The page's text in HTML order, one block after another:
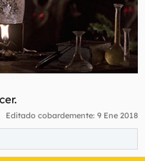
Editado cobardemente: 9 Ene 2018